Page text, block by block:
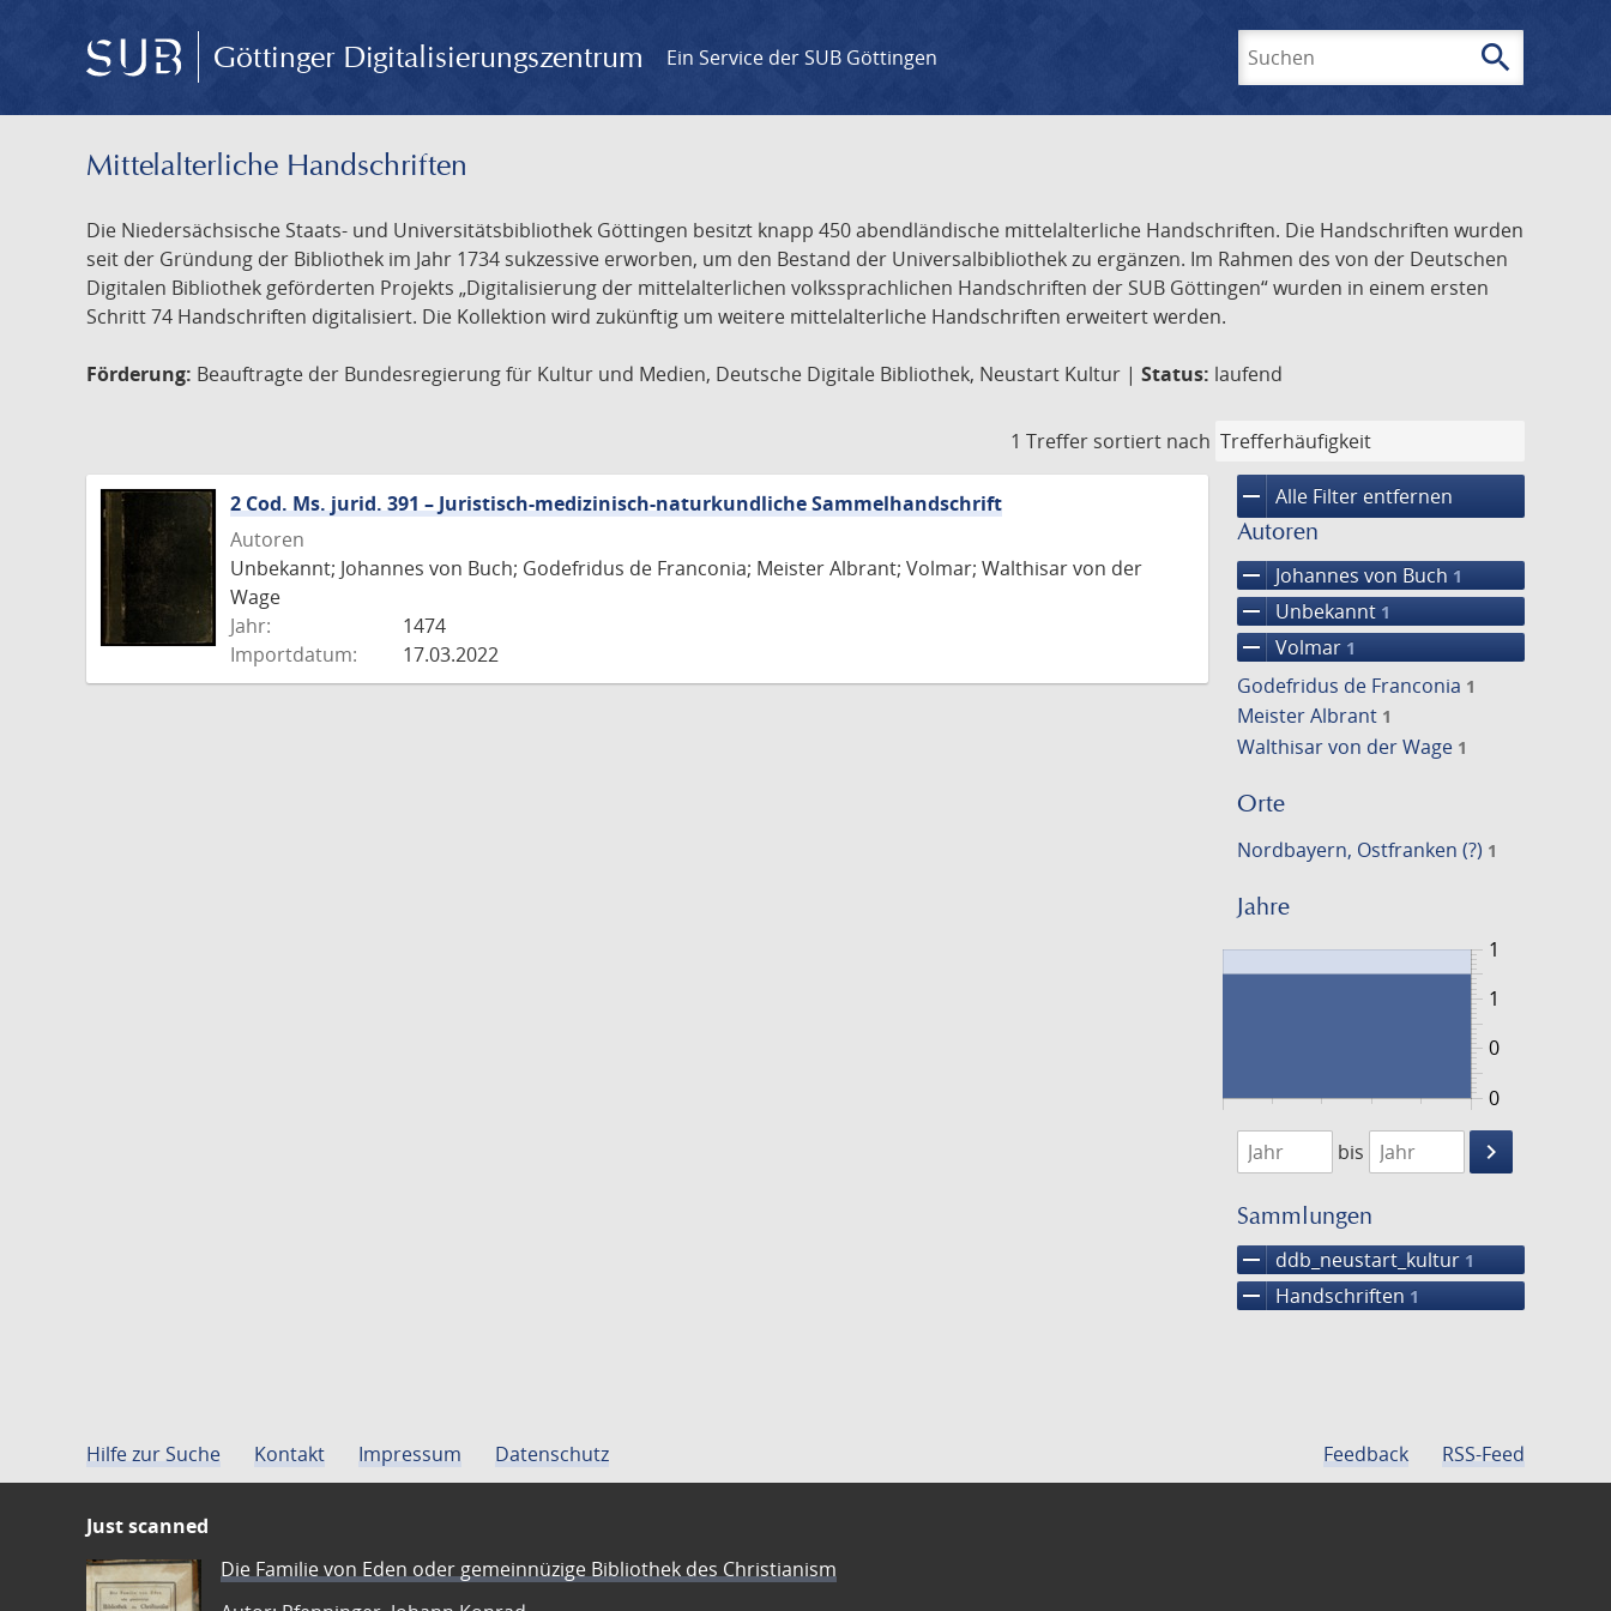
Göttinger Digitalisierungszentrum Ein Service der SUB Göttingen search
Mittelalterliche Handschriften
Die Niedersächsische Staats- und Universitätsbibliothek Göttingen besitzt knapp 450 abendländische mittelalterliche Handschriften. Die Handschriften wurden
seit der Gründung der Bibliothek im Jahr 1734 sukzessive erworben, um den Bestand der Universalbibliothek zu ergänzen. Im Rahmen des von der Deutschen
Digitalen Bibliothek geförderten Projekts „Digitalisierung der mittelalterlichen volkssprachlichen Handschriften der SUB Göttingen“ wurden in einem ersten
Schritt 74 Handschriften digitalisiert. Die Kollektion wird zukünftig um weitere mittelalterliche Handschriften erweitert werden.
Förderung: Beauftragte der Bundesregierung für Kultur und Medien, Deutsche Digitale Bibliothek, Neustart Kultur | Status: laufend
1 Treffer sortiert nach
remove Alle Filter entfernen
Autoren
remove Johannes von Buch 1
remove Unbekannt 1
remove Volmar 1
Godefridus de Franconia 1
Meister Albrant 1
Walthisar von der Wage 1
Orte
Nordbayern, Ostfranken (?) 1
Jahre
0
1
0
1
1474
1475
bis
keyboard_arrow_right
Suche
Sammlungen
remove ddb_neustart_kultur 1
remove Handschriften 1
2 Cod. Ms. jurid. 391 – Juristisch-medizinisch-naturkundliche Sammelhandschrift
Autoren
Unbekannt; Johannes von Buch; Godefridus de Franconia; Meister Albrant; Volmar; Walthisar von der
Wage
Jahr:
1474
Importdatum:
17.03.2022
Hilfe zur Suche Kontakt Impressum Datenschutz Feedback RSS-Feed
Just scanned
Die Familie von Eden oder gemeinnüzige Bibliothek des Christianism